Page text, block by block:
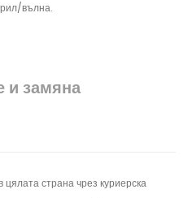
вълна.
и замяна
страна чрез куриерска